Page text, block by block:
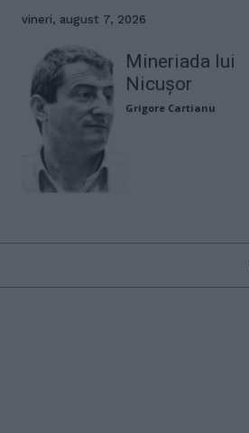
vineri, august 7, 2026
Mineriada lui
Nicușor
Grigore Cartianu